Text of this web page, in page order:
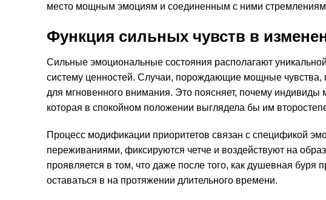
место мощным эмоциям и соединенным с ними
Функция сильных чувств в
Сильные эмоциональные состояния располагают
систему ценностей. Случаи, порождающие мощные
для мгновенного внимания. Это поясняет, почему индивиды
которая в спокойном положении выглядела бы им
Процесс модификации приоритетов связан с спецификой
переживаниями, фиксируются четче и воздействуют на
проявляется в том, что даже после того, как душевная
оставаться в на протяжении длительного времени.